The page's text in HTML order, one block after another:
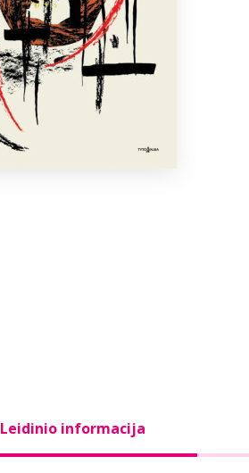
Leidinio informacija